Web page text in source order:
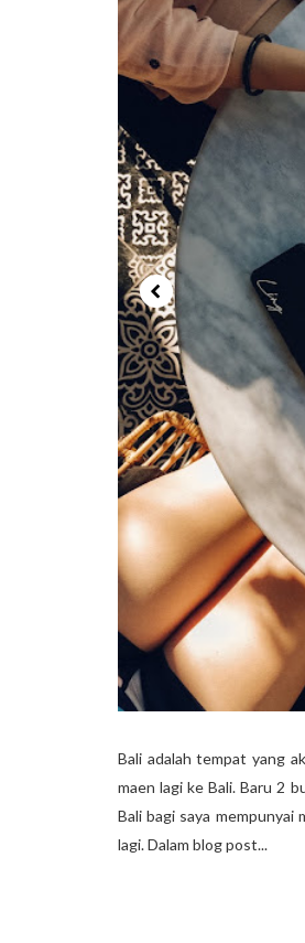
Bali adalah tempat yang
maen lagi ke Bali. Baru 2
Bali bagi saya
lagi. Dalam blog post...